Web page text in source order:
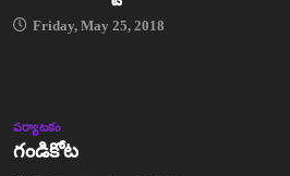
Friday, May 25, 2018
పర్యాటకం
గండికోట